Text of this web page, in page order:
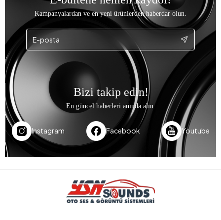
Kampanyalardan ve en yeni ürünlerden haberdar olun.
Bizi takip edin!
En güncel haberleri anında alın.
Instagram Facebook Youtube